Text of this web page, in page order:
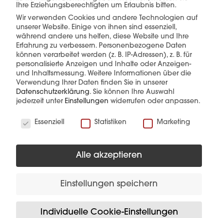
mehr erfahren
interessieren
Ihre Erziehungsberechtigten um Erlaubnis bitten.
Wir verwenden Cookies und andere Technologien auf
unserer Website. Einige von ihnen sind essenziell,
während andere uns helfen, diese Website und Ihre
Erfahrung zu verbessern. Personenbezogene Daten
können verarbeitet werden (z. B. IP-Adressen), z. B. für
personalisierte Anzeigen und Inhalte oder Anzeigen-
und Inhaltsmessung. Weitere Informationen über die
Verwendung Ihrer Daten finden Sie in unserer
Datenschutzerklärung. Sie können Ihre Auswahl
jederzeit unter Einstellungen widerrufen oder anpassen.
Essenziell
Statistiken Marketing
Alle akzeptieren
Einstellungen speichern
Individuelle Cookie-Einstellungen